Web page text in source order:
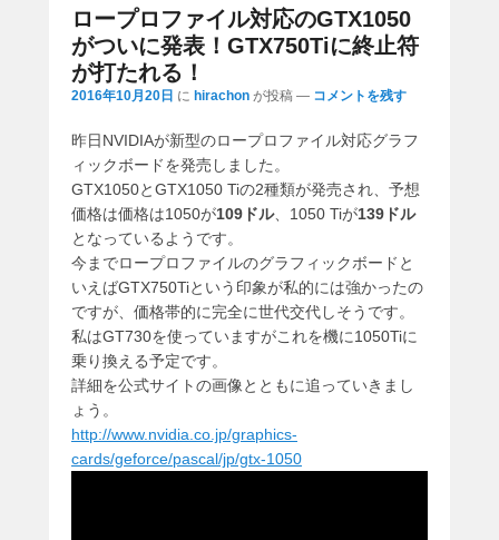
稿
ナ
ゲ
シ
ン
ロープロファイル対応のGTX1050
がついに発表！GTX750Tiに終止符
が打たれる！
2016年10月20日 に hirachon が投稿 — コメントを残す
昨日NVIDIAが新型のロープロファイル対応グラフ
ィックボードを発売しました。
GTX1050とGTX1050 Tiの2種類が発売され、予想
価格は価格は1050が109ドル、1050 Tiが139ドル
となっているようです。
今までロープロファイルのグラフィックボードと
いえばGTX750Tiという印象が私的には強かったの
ですが、価格帯的に完全に世代交代しそうです。
私はGT730を使っていますがこれを機に1050Tiに
乗り換える予定です。
詳細を公式サイトの画像とともに追っていきまし
ょう。
http://www.nvidia.co.jp/graphics-
cards/geforce/pascal/jp/gtx-1050